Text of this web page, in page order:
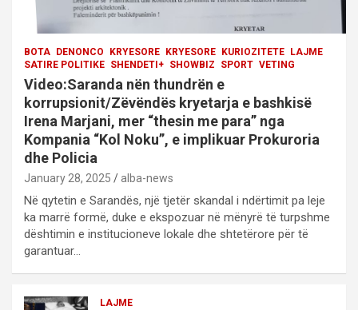
BOTA DENONCO KRYESORE KRYESORE KURIOZITETE
LAJME
SATIRE POLITIKE SHENDETI+ SHOWBIZ SPORT VETING
Video:Saranda nën thundrën e
korrupsionit/Zëvëndës kryetarja e bashkisë
Irena Marjani, mer “thesin me para” nga
Kompania “Kol Noku”, e implikuar Prokuroria
dhe Policia
January 28, 2025 alba-news
Në qytetin e Sarandës, një tjetër skandal i ndërtimit pa leje
ka marrë formë, duke e ekspozuar në mënyrë të turpshme
dështimin e institucioneve lokale dhe shtetërore për të
garantuar…
LAJME